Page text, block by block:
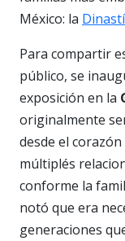
México: la
Para compartir
público, se
exposición en la
originalmente
desde el
múltiplés
conforme la
notó que era
generaciones